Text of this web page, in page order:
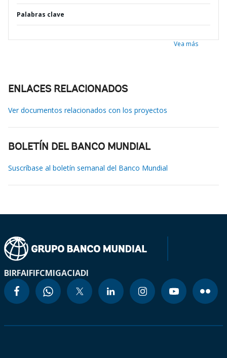
Palabras clave
Vea más
ENLACES RELACIONADOS
Ver documentos relacionados con los proyectos
BOLETÍN DEL BANCO MUNDIAL
Suscríbase al boletín semanal del Banco Mundial
BIRFAIFIFCMIGACIADI